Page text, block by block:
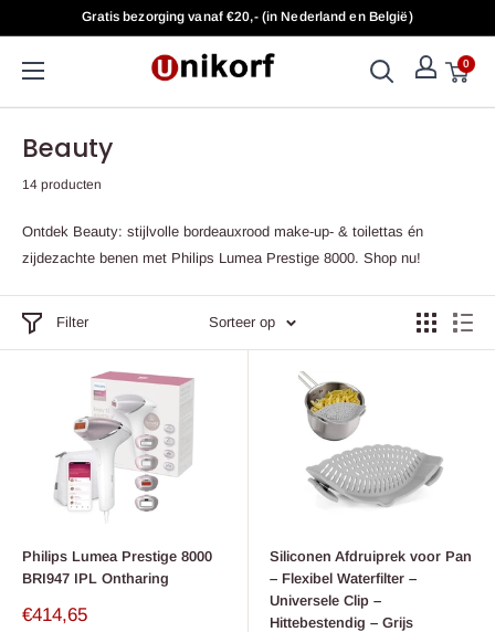
naar
artikel
Gratis bezorging vanaf €20,- (in Nederland en België)
UniKorf.nl
0
Beauty
14 producten
Ontdek Beauty: stijlvolle bordeauxrood make-up- & toilettas én
zijdezachte benen met Philips Lumea Prestige 8000. Shop nu!
Filter Sorteer op
Philips Lumea Prestige 8000
BRI947 IPL Ontharing
Verkoop
€414,65
Siliconen Afdruiprek voor Pan
– Flexibel Waterfilter –
Universele Clip –
Hittebestendig – Grijs